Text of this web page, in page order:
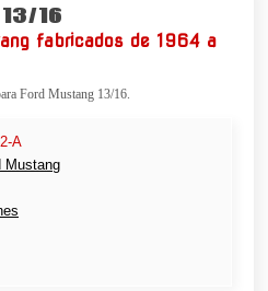
16
fabricados de 1964 a
Ford Mustang 13/16.
A
Mustang